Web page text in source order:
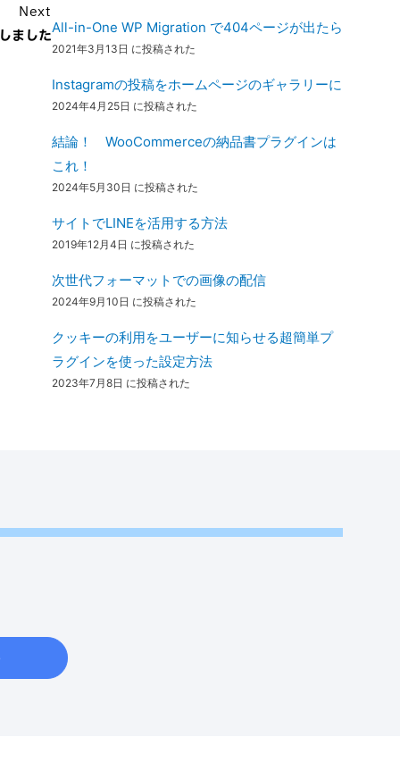
Next
ましたAll-in-One WP Migration で404ページが出たら
2021年3月13日 に投稿された
Instagramの投稿をホームページのギャラリーに
2024年4月25日 に投稿された
結論！ WooCommerceの納品書プラグインは
これ！
2024年5月30日 に投稿された
サイトでLINEを活用する方法
2019年12月4日 に投稿された
次世代フォーマットでの画像の配信
2024年9月10日 に投稿された
クッキーの利用をユーザーに知らせる超簡単プ
ラグインを使った設定方法
2023年7月8日 に投稿された